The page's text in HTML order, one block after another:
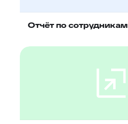
Отчёт по сотрудникам